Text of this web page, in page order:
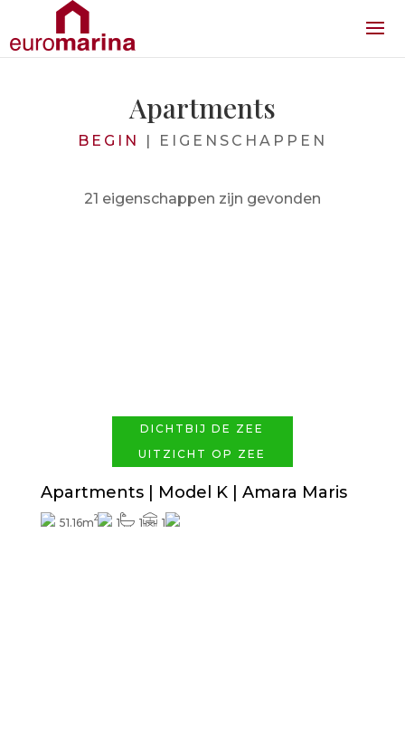
Apartments
BEGIN | EIGENSCHAPPEN
21 eigenschappen zijn gevonden
DICHTBIJ DE ZEE
UITZICHT OP ZEE
Apartments | Model K | Amara Maris
51.16m2 1 1 1